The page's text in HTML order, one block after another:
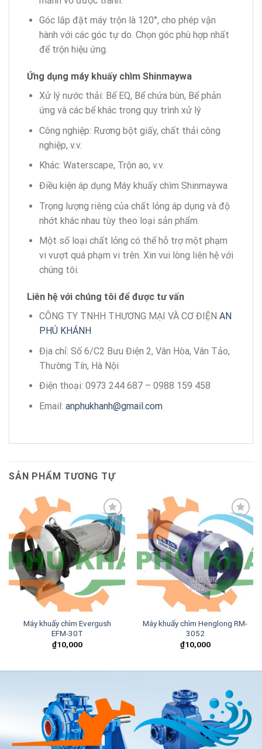
Góc lắp đặt máy trộn là 120°, cho phép vận
hành với các góc tự do. Chọn góc phù hợp nhất
để trộn hiệu ứng.
Ứng dụng máy khuấy chìm Shinmaywa
Xử lý nước thải: Bể EQ, Bể chứa bùn, Bể phản
ứng và các bể khác trong quy trình xử lý
Công nghiệp: Rương bột giấy, chất thải công
nghiệp, v.v.
Khác: Waterscape, Trộn ao, v.v.
Điều kiện áp dụng Máy khuấy chìm Shinmaywa
Trọng lượng riêng của chất lỏng áp dụng và độ
nhớt khác nhau tùy theo loại sản phẩm.
Một số loại chất lỏng có thể hỗ trợ một phạm
vi vượt quá phạm vi trên. Xin vui lòng liên hệ với
chúng tôi.
Liên hệ với chúng tôi để được tư vấn
CÔNG TY TNHH THƯƠNG MẠI VÀ CƠ ĐIỆN AN
PHÚ KHÁNH
Địa chỉ: Số 6/C2 Bưu Điện 2, Vân Hòa, Vân Tảo,
Thường Tín, Hà Nội
Điện thoại: 0973 244 687 – 0988 159 458
Email: anphukhanh@gmail.com
SẢN PHẨM TƯƠNG TỰ
Add to
wishlist
Máy khuấy chìm Evergush
EFM-30T
₫10,000
Add to
wishlist
Máy khuấy chìm Henglong RM-
3052
₫10,000